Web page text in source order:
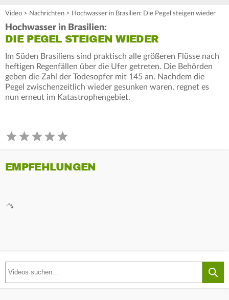
Video > Nachrichten > Hochwasser in Brasilien: Die Pegel steigen wieder
Hochwasser in Brasilien:
DIE PEGEL STEIGEN WIEDER
Im Süden Brasiliens sind praktisch alle größeren Flüsse nach
heftigen Regenfällen über die Ufer getreten. Die Behörden
geben die Zahl der Todesopfer mit 145 an. Nachdem die
Pegel zwischenzeitlich wieder gesunken waren, regnet es
nun erneut im Katastrophengebiet.
EMPFEHLUNGEN